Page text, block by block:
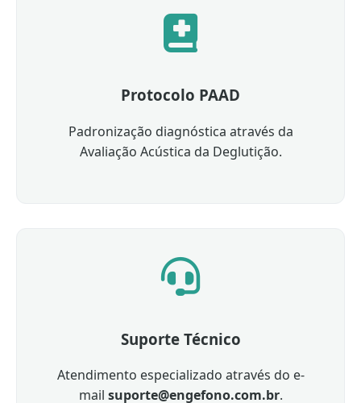
Protocolo PAAD
Padronização diagnóstica através da
Avaliação Acústica da Deglutição.
Suporte Técnico
Atendimento especializado através do e-
mail suporte@engefono.com.br.